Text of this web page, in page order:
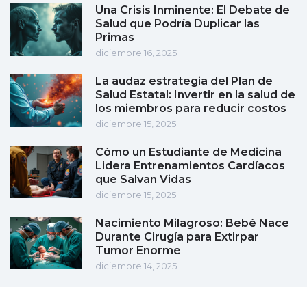
Una Crisis Inminente: El Debate de
Salud que Podría Duplicar las
Primas
diciembre 16, 2025
La audaz estrategia del Plan de
Salud Estatal: Invertir en la salud de
los miembros para reducir costos
diciembre 15, 2025
Cómo un Estudiante de Medicina
Lidera Entrenamientos Cardíacos
que Salvan Vidas
diciembre 15, 2025
Nacimiento Milagroso: Bebé Nace
Durante Cirugía para Extirpar
Tumor Enorme
diciembre 14, 2025